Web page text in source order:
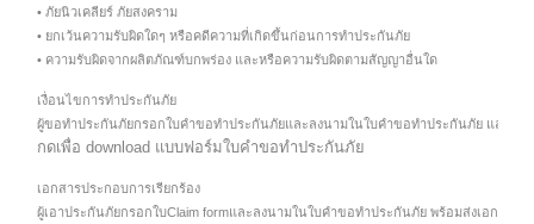
• ภัยนิวเคลียร์ ภัยสงคราม
• ยกเว้นความรับผิดใดๆ หรือคดีความที่เกิดขึ้นก่อนการทำประกันภัย
• ความรับผิดจากผลิตภัณฑ์บกพร่อง และหรือความรับผิดตามสัญญาอื่นใด
เงื่อนไขการทำประกันภัย
ผู้ขอทำประกันภัยกรอกใบคำขอทำประกันภัยและลงนามในใบคำขอทำประกันภัย และส่ง
กดเพื่อ download แบบฟอร์มใบคำขอทำประกันภัย
เอกสารประกอบการเรียกร้อง
ผู้เอาประกันภัยกรอกใบClaim formและลงนามในใบคำขอทำประกันภัย พร้อมส่งเอกสารม